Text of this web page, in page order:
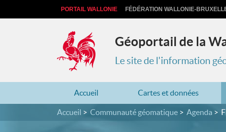
PORTAIL WALLONIE FÉDÉRATION WALLONIE-
Géoportail de la
Le site de l'information
Accueil Cartes et données
Accueil Communauté géomatique Agenda